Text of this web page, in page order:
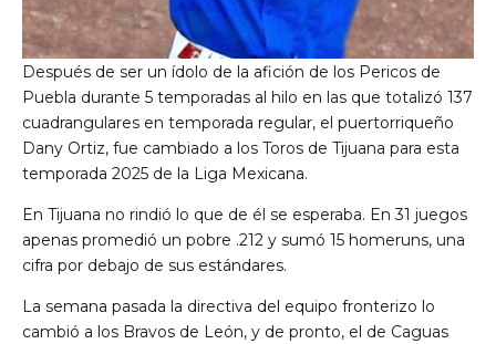
Después de ser un ídolo de la afición de los Pericos de
Puebla durante 5 temporadas al hilo en las que totalizó 137
cuadrangulares en temporada regular, el puertorriqueño
Dany Ortiz, fue cambiado a los Toros de Tijuana para esta
temporada 2025 de la Liga Mexicana.
En Tijuana no rindió lo que de él se esperaba. En 31 juegos
apenas promedió un pobre .212 y sumó 15 homeruns, una
cifra por debajo de sus estándares.
La semana pasada la directiva del equipo fronterizo lo
cambió a los Bravos de León, y de pronto, el de Caguas